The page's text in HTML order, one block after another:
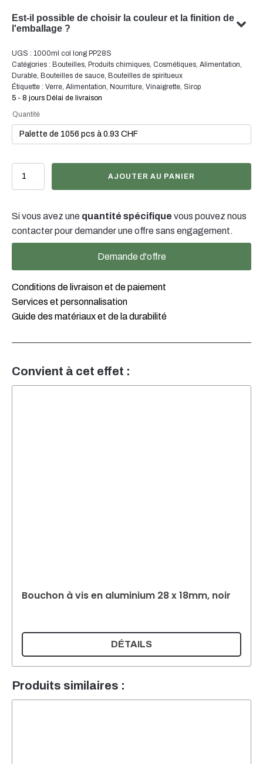
avec votre sujet. Notre équipe est spécialisée dans la
répondent à vos besoins spécifiques.
Est-il possible de choisir la couleur et la finition de
l'emballage ?
finition de votre emballage. Notre équipe se fera un
plaisir de vous conseiller pour trouver la couleur et la
finition optimales pour votre emballage de produit.
UGS : 1000ml col long PP28S
Catégories : Bouteilles, Produits chimiques, Cosmétiques, Alimentation,
Durable, Bouteilles de sauce, Bouteilles de spiritueux
Étiquette : Verre, Alimentation, Nourriture, Vinaigrette, Sirop
5 - 8 jours Délai de livraison
Quantité
quantité
Langhals
PP28
AJOUTER AU PANIER
Si vous avez une quantité spécifique vous pouvez nous
contacter pour demander une offre sans engagement.
Demande d'offre
Conditions de livraison et de paiement
Services et personnalisation
Guide des matériaux et de la durabilité
Convient à cet effet :
Bouchon à vis en aluminium 28 x 18mm, noir
DÉTAILS
Produits similaires :